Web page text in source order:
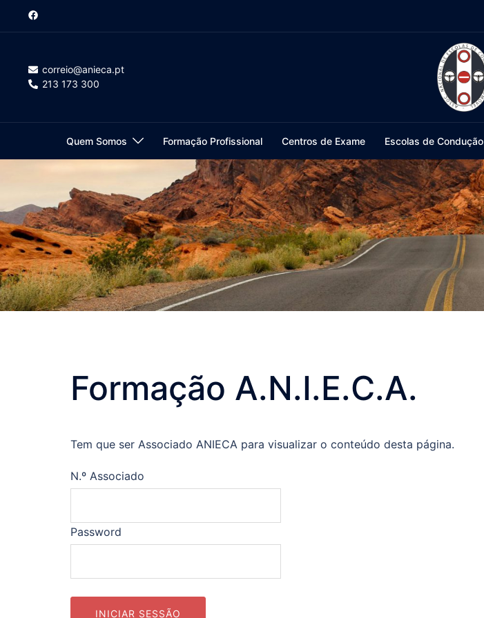
Saltar
conteúdocorreio@anieca.pt
213 173 300
Quem Somos Formação Profissional Centros de Exame Escolas de Condução
Formação A.N.I.E.C.A.
Tem que ser Associado ANIECA para visualizar o conteúdo desta página.
N.º Associado
Password